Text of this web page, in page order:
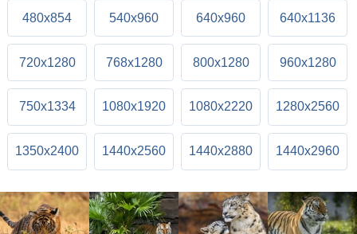
480x854 540x960 640x960 640x1136
720x1280 768x1280 800x1280 960x1280
750x1334 1080x1920 1080x2220 1280x2560
1350x2400 1440x2560 1440x2880 1440x2960